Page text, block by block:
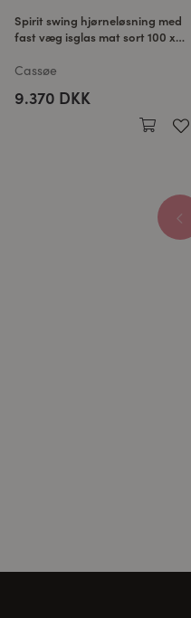
Spirit swing hjørneløsning med
fast væg isglas mat sort 100 x
Cassøe
9.370 DKK